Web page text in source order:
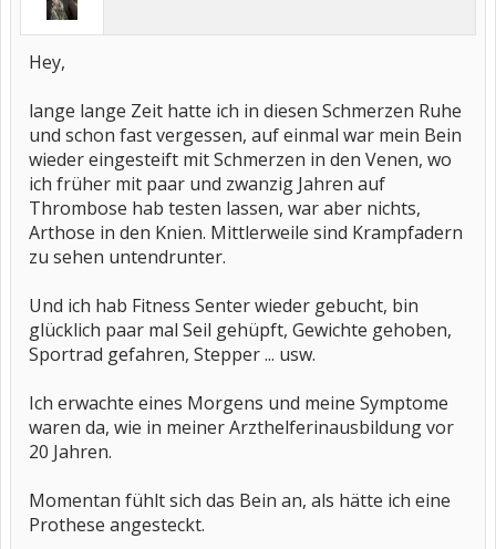
Hey,
lange lange Zeit hatte ich in diesen Schmerzen Ruhe
und schon fast vergessen, auf einmal war mein Bein
wieder eingesteift mit Schmerzen in den Venen, wo
ich früher mit paar und zwanzig Jahren auf
Thrombose hab testen lassen, war aber nichts,
Arthose in den Knien. Mittlerweile sind Krampfadern
zu sehen untendrunter.
Und ich hab Fitness Senter wieder gebucht, bin
glücklich paar mal Seil gehüpft, Gewichte gehoben,
Sportrad gefahren, Stepper ... usw.
Ich erwachte eines Morgens und meine Symptome
waren da, wie in meiner Arzthelferinausbildung vor
20 Jahren.
Momentan fühlt sich das Bein an, als hätte ich eine
Prothese angesteckt.